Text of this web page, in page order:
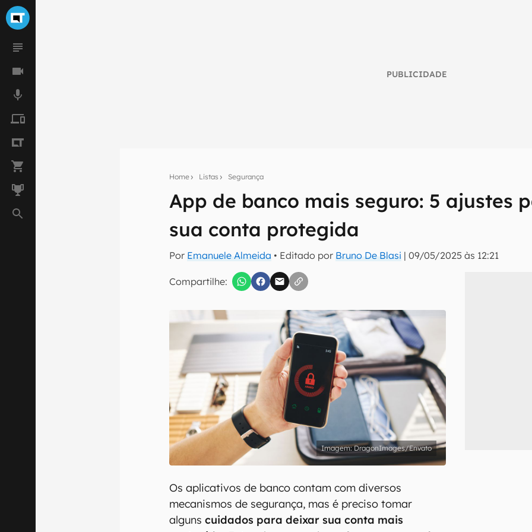
PUBLICIDADE
Home Listas Segurança
App de banco mais seguro: 5 ajustes
sua conta protegida
Por Emanuele Almeida • Editado por Bruno De Blasi |09/05/2025 às 12:21
Compartilhe:
Seu resumo inteligente do mundo tech!
Assine a newsletter do Canaltech e receba notícias e reviews sobre tecnologia
inscreva-se
Confirmo que li, aceito e concordo com os Termos de Uso e Política de Privacidade do
DragonImages/Envato
Os aplicativos de banco contam com diversos
mecanismos de segurança, mas é preciso tomar
algunscuidados para deixar sua conta mais